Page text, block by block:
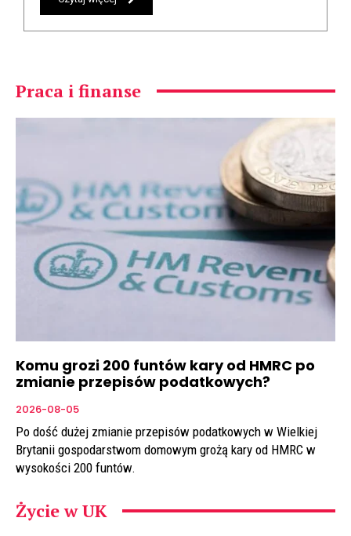
Praca i finanse
Komu grozi 200 funtów kary od HMRC po
zmianie przepisów podatkowych?
2026-08-05
Po dość dużej zmianie przepisów podatkowych w Wielkiej
Brytanii gospodarstwom domowym grożą kary od HMRC w
wysokości 200 funtów.
Życie w UK